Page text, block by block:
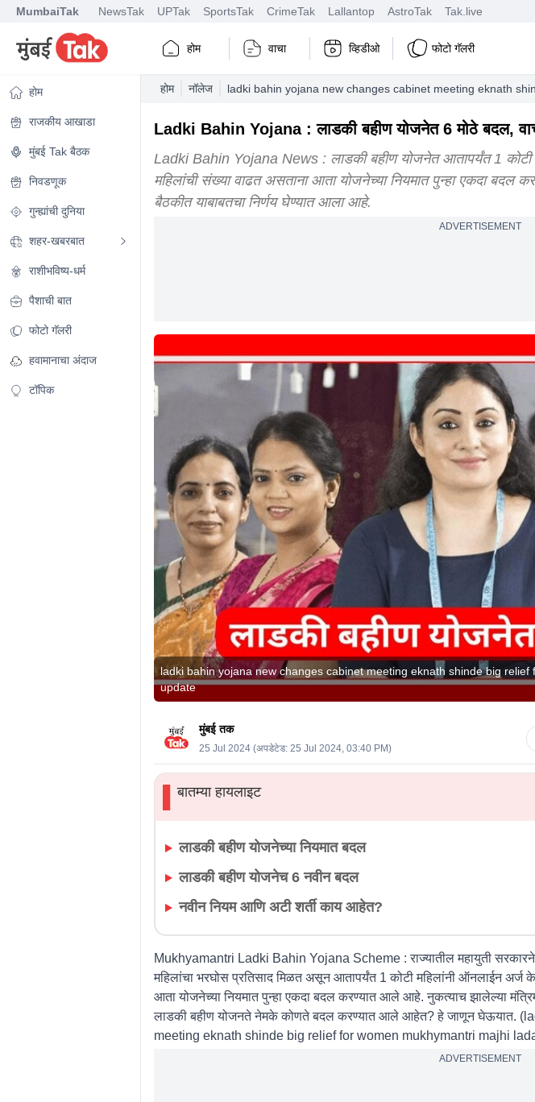
MumbaiTak NewsTak UPTak SportsTak CrimeTak Lallantop AstroTak Tak.live
होम वाचा व्हिडीओ फोटो गॅलरी
होम
राजकीय आखाडा
मुंबई Tak बैठक
निवडणूक
गुन्ह्यांची दुनिया
शहर-खबरबात
राशीभविष्य-धर्म
पैशाची बात
फोटो गॅलरी
हवामानाचा अंदाज
टॉपिक
होम नॉलेज ladki bahin yojana new changes cabinet meeting eknath
Ladki Bahin Yojana : लाडकी बहीण योजनेत 6 मोठे बदल,
Ladki Bahin Yojana News : लाडकी बहीण योजनेत आतापर्यंत 1
महिलांची संख्या वाढत असताना आता योजनेच्या नियमात पुन्हा एकदा बदल
बैठकीत याबाबतचा निर्णय घेण्यात आला आहे.
ADVERTISEMENT
ladki bahin yojana new changes cabinet meeting eknath shinde big
update
मुंबई तक
25 Jul 2024(अपडेटेड: 25 Jul 2024, 03:40 PM)
▌बातम्या हायलाइट
लाडकी बहीण योजनेच्या नियमात बदल
लाडकी बहीण योजनेच 6 नवीन बदल
नवीन नियम आणि अटी शर्ती काय आहेत?
Mukhyamantri Ladki Bahin Yojana Scheme : राज्यातील महायुती
महिलांचा भरघोस प्रतिसाद मिळत असून आतापर्यंत 1 कोटी महिलांनी ऑनलाईन अर्ज
आता योजनेच्या नियमात पुन्हा एकदा बदल करण्यात आले आहे. नुकत्याच झालेल्या
लाडकी बहीण योजनते नेमके कोणते बदल करण्यात आले आहेत? हे जाणून घेऊयात.
meeting eknath shinde big relief for women mukhymantri majhi
ADVERTISEMENT